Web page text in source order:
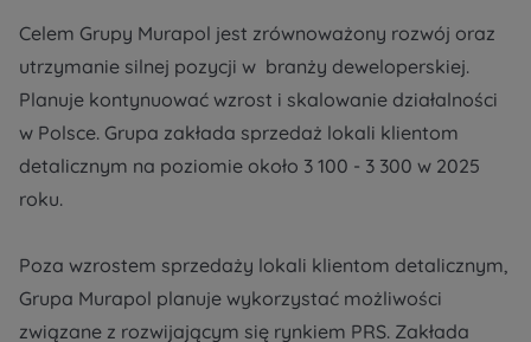
Celem Grupy Murapol jest zrównoważony rozwój oraz
utrzymanie silnej pozycji w branży deweloperskiej.
Planuje kontynuować wzrost i skalowanie działalności
w Polsce. Grupa zakłada sprzedaż lokali klientom
detalicznym na poziomie około 3 100 - 3 300 w 2025
roku.
Poza wzrostem sprzedaży lokali klientom detalicznym,
Grupa Murapol planuje wykorzystać możliwości
związane z rozwijającym się rynkiem PRS. Zakłada
Ulubione
Nie wybrano
Dodatkowe pliki (.doc, .docx, .pdf)
Wybierz miasto
Ім’я та прізвище
Телефон
Електронна пошта
E-mail
Wiadomość
E-mail
Wiadomość